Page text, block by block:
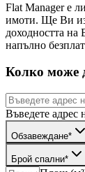
Flat Manager е
имоти. Ще Ви
доходността
напълно
Колко може
Въведете адрес
Обзавеждане*
Брой спални*